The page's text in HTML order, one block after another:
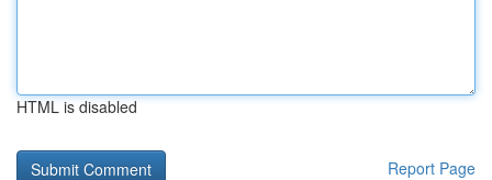
HTML is disabled
Report Page